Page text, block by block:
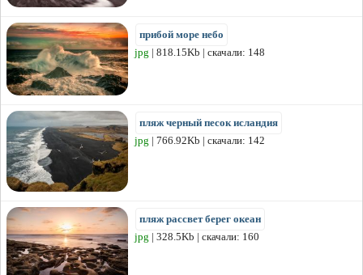
прибой море небо
jpg | 818.15Kb | скачали: 148
пляж черный песок исландия
jpg | 766.92Kb | скачали: 142
пляж рассвет берег океан
jpg | 328.5Kb | скачали: 160